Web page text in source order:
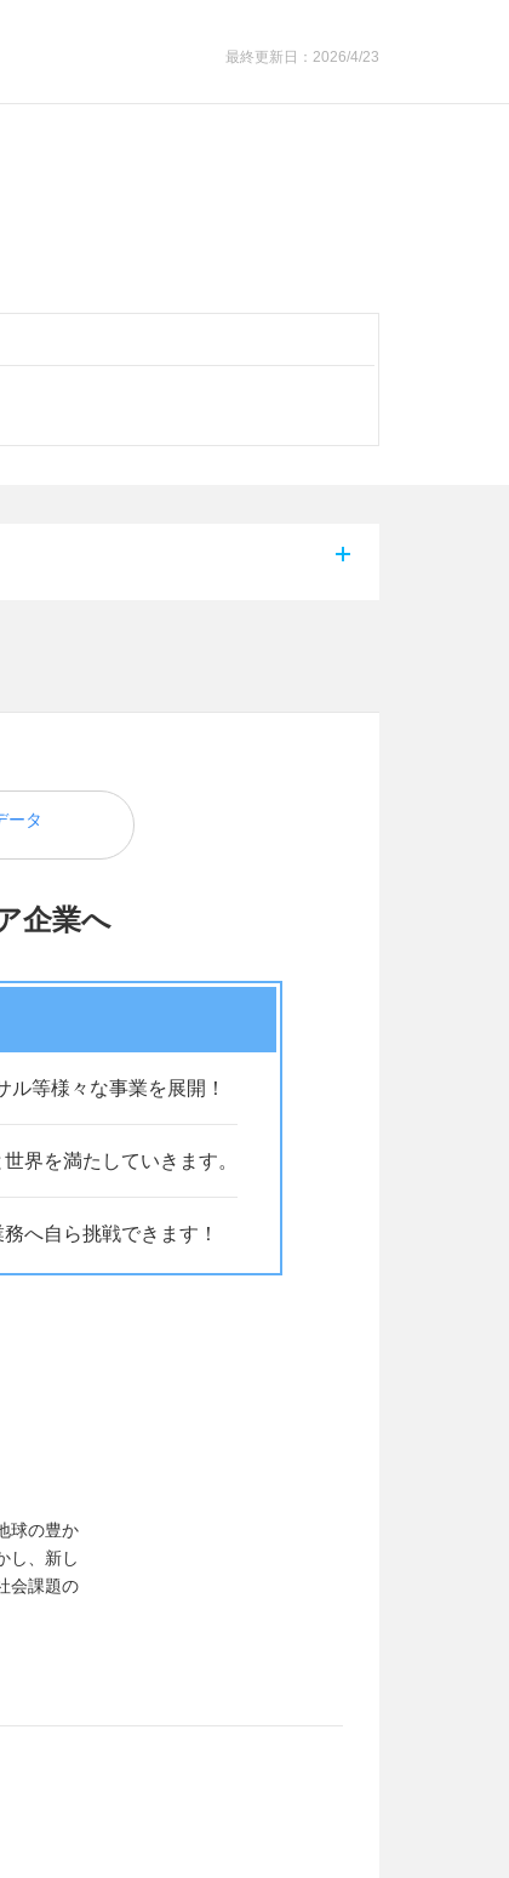
最終更新日：2026/4/23
ータ
企業へ
等様々な事業を展開！
界を満たしていきます。
へ自ら挑戦できます！
球の豊か
し、新し
会課題の